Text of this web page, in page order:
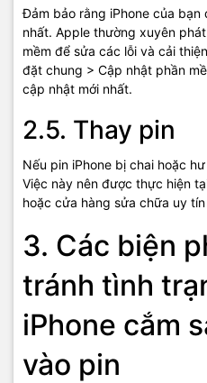
Đảm bảo rằng iPhone của bạn
nhất. Apple thường xuyên
mềm để sửa các lỗi và cải
đặt chung > Cập nhật phần
cập nhật mới nhất.
2.5. Thay pin
Nếu pin iPhone bị chai hoặc
Việc này nên được thực hiện
hoặc cửa hàng sửa chữa uy
3. Các biện
tránh tình
iPhone cắm
vào pin